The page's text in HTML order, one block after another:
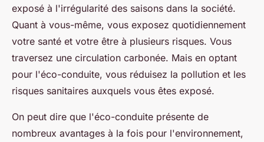
exposé à l'irrégularité des saisons dans la société.
Quant à vous-même, vous exposez quotidiennement
votre santé et votre être à plusieurs risques. Vous
traversez une circulation carbonée. Mais en optant
pour l'éco-conduite, vous réduisez la pollution et les
risques sanitaires auxquels vous êtes exposé.
On peut dire que l'éco-conduite présente de
nombreux avantages à la fois pour l'environnement,